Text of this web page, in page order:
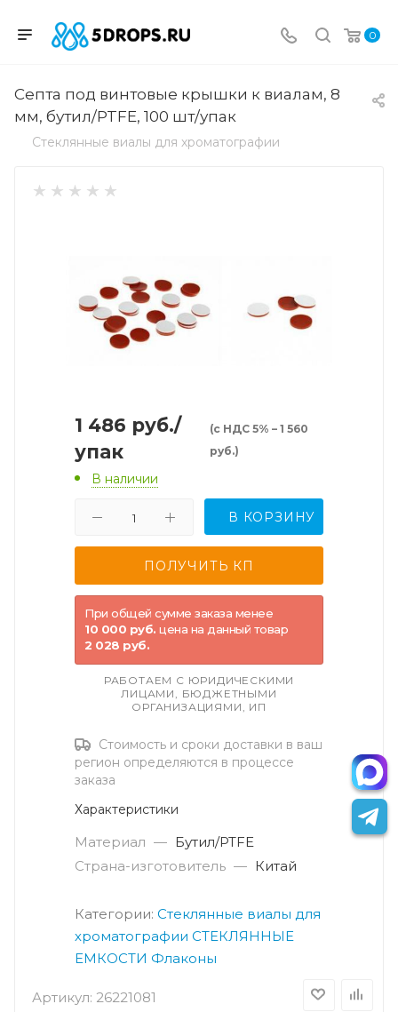
0
Септа под винтовые крышки к виалам, 8
мм, бутил/PTFE, 100 шт/упак
Стеклянные виалы для хроматографии
Артикул: 26221081
1 486 руб./
упак
(с НДС 5% – 1 560
руб.)
В наличии
В КОРЗИНУ
При общей сумме заказа менее
10 000 руб. цена на данный товар
2 028 руб.
РАБОТАЕМ С ЮРИДИЧЕСКИМИ
ЛИЦАМИ, БЮДЖЕТНЫМИ
ОРГАНИЗАЦИЯМИ, ИП
Стоимость и сроки доставки в ваш
регион определяются в процессе
заказа
Характеристики
Материал — Бутил/PTFE
Страна-изготовитель — Китай
Категории: Стеклянные виалы для
хроматографии СТЕКЛЯННЫЕ
ЕМКОСТИ Флаконы